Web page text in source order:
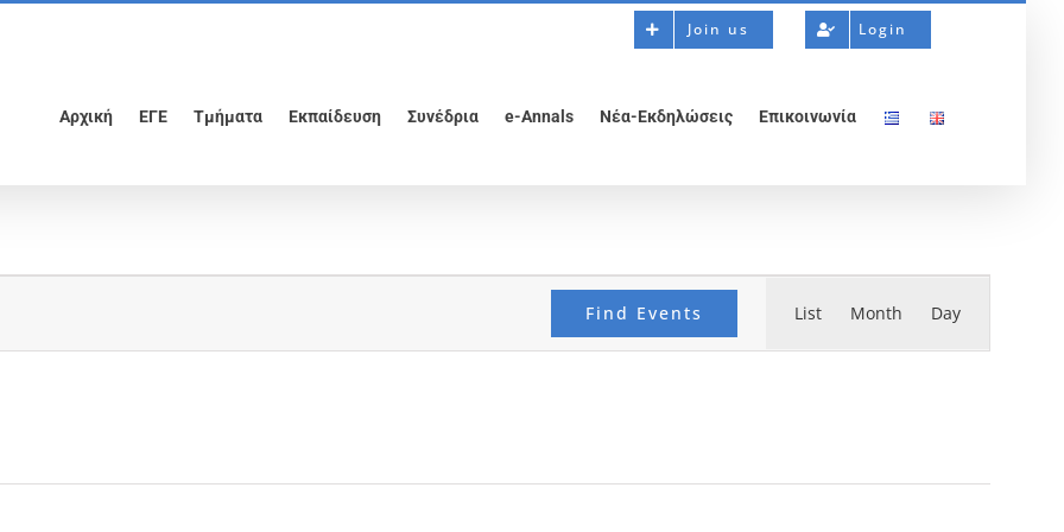
Join us Login
Αρχική ΕΓΕ Τμήματα Εκπαίδευση Συνέδρια e-Annals Νέα-Εκδηλώσεις Επικοινωνία
Find Events
Views
List Month Day